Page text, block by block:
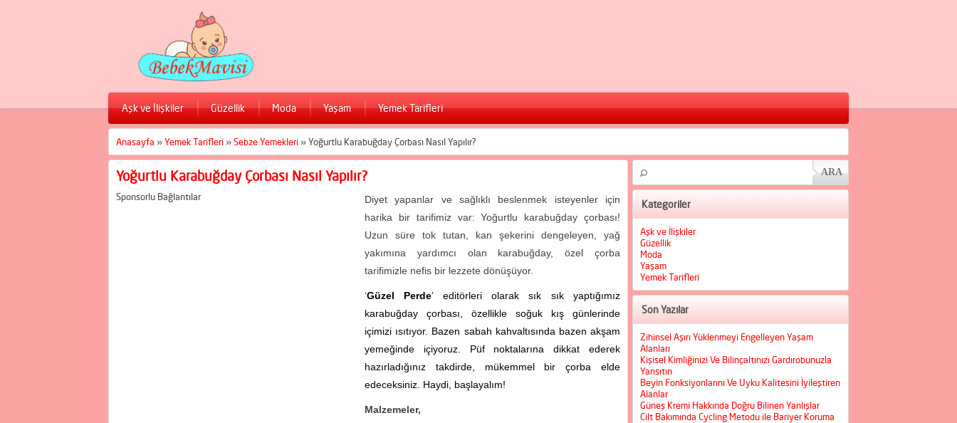
Aşk ve İlişkiler Güzellik Moda Yaşam Yemek Tarifleri
Anasayfa »Yemek Tarifleri »Sebze Yemekleri »Yoğurtlu Karabuğday Çorbası Nasıl Yapılır?
Yoğurtlu Karabuğday Çorbası Nasıl Yapılır?
Sponsorlu Bağlantılar
Diyet yapanlar ve sağlıklı beslenmek isteyenler için
harika bir tarifimiz var: Yoğurtlu karabuğday çorbası!
Uzun süre tok tutan, kan şekerini dengeleyen, yağ
yakımına yardımcı olan karabuğday, özel çorba
tarifimizle nefis bir lezzete dönüşüyor.
‘Güzel Perde’ editörleri olarak sık sık yaptığımız
karabuğday çorbası, özellikle soğuk kış günlerinde
içimizi ısıtıyor. Bazen sabah kahvaltısında bazen akşam
yemeğinde içiyoruz. Püf noktalarına dikkat ederek
hazırladığınız takdirde, mükemmel bir çorba elde
edeceksiniz. Haydi, başlayalım!
Malzemeler,
Kategoriler
Aşk ve İlişkiler
Güzellik
Moda
Yaşam
Yemek Tarifleri
Son Yazılar
Zihinsel Aşırı Yüklenmeyi Engelleyen Yaşam
Alanları
Kişisel Kimliğinizi Ve Bilinçaltınızı Gardırobunuzla
Yansıtın
Beyin Fonksiyonlarını Ve Uyku Kalitesini İyileştiren
Alanlar
Güneş Kremi Hakkında Doğru Bilinen Yanlışlar
Cilt Bakımında Cycling Metodu ile Bariyer Koruma